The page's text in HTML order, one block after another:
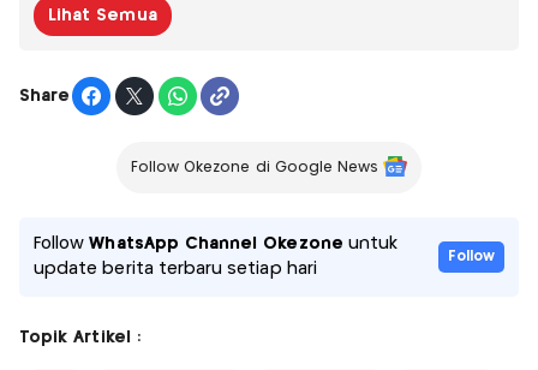
Lihat Semua
Share
Follow Okezone di Google News
FollowWhatsApp Channel Okezone untuk
update berita terbaru setiap hari
Follow
Topik Artikel :